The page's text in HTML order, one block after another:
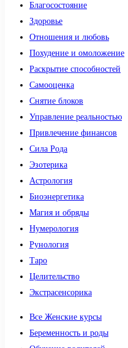
Благосостояние
Здоровье
Отношения и любовь
Похудение и омоложение
Раскрытие способностей
Самооценка
Снятие блоков
Управление реальностью
Привлечение финансов
Сила Рода
Эзотерика
Астрология
Биоэнергетика
Магия и обряды
Нумерология
Рунология
Таро
Целительство
Экстрасенсорика
Все Женские курсы
Беременность и роды